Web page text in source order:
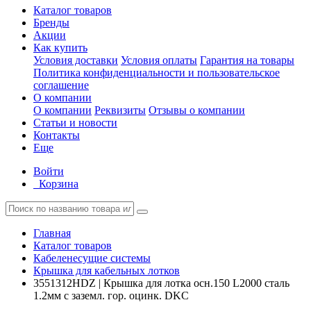
Каталог товаров
Бренды
Акции
Как купить
Условия доставки Условия оплаты Гарантия на товары
Политика конфиденциальности и пользовательское
соглашение
О компании
О компании Реквизиты Отзывы о компании
Статьи и новости
Контакты
Еще
Войти
Корзина
Главная
Каталог товаров
Кабеленесущие системы
Крышка для кабельных лотков
3551312HDZ | Крышка для лотка осн.150 L2000 сталь
1.2мм с заземл. гор. оцинк. DKC